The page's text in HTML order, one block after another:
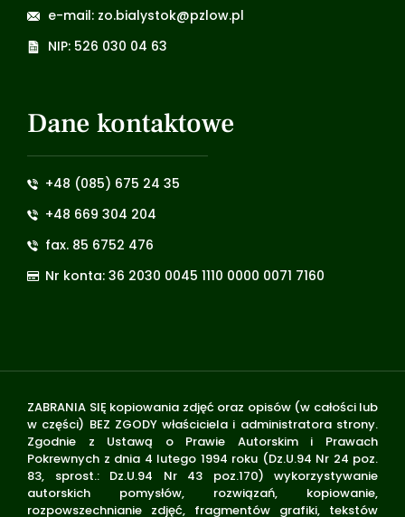
e-mail: zo.bialystok@pzlow.pl
NIP: 526 030 04 63
Dane kontaktowe
+48 (085) 675 24 35
+48 669 304 204
fax. 85 6752 476
Nr konta: 36 2030 0045 1110 0000 0071 7160
ZABRANIA SIĘ kopiowania zdjęć oraz opisów (w całości lub
w części) BEZ ZGODY właściciela i administratora strony.
Zgodnie z Ustawą o Prawie Autorskim i Prawach
Pokrewnych z dnia 4 lutego 1994 roku (Dz.U.94 Nr 24 poz.
83, sprost.: Dz.U.94 Nr 43 poz.170) wykorzystywanie
autorskich pomysłów, rozwiązań, kopiowanie,
rozpowszechnianie zdjęć, fragmentów grafiki, tekstów